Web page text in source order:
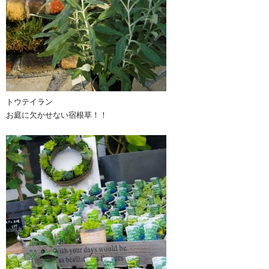
トウテイラン
お庭に欠かせない宿根草！！